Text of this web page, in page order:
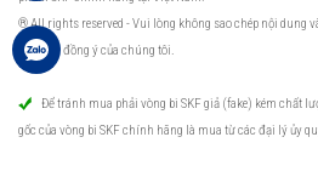
® All rights reserved - Vui lòng không sao chép nội dung
được sự đồng ý của chúng tôi.
Để tránh mua phải vòng bi SKF giả (fake) kém chất
gốc của vòng bi SKF chính hãng là mua từ các đại lý ủy